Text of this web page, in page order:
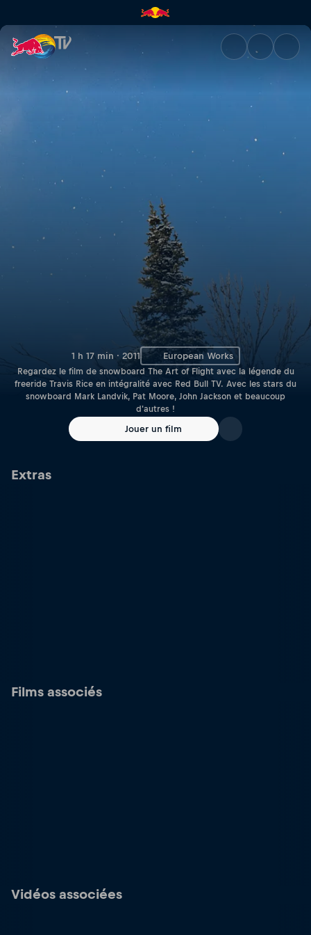
The Art of Flight | Red Bull TV
1 h 17 min · 2011 European Works
Regardez le film de snowboard The Art of Flight avec la légende du
freeride Travis Rice en intégralité avec Red Bull TV. Avec les stars du
snowboard Mark Landvik, Pat Moore, John Jackson et beaucoup
d'autres !
Jouer un film
Extras
Films associés
Vidéos associées